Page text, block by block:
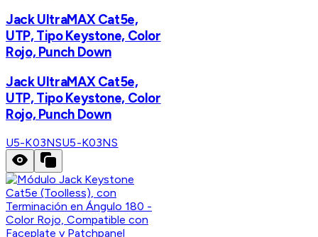
Jack UltraMAX Cat5e,
UTP, Tipo Keystone, Color
Rojo, Punch Down
Jack UltraMAX Cat5e,
UTP, Tipo Keystone, Color
Rojo, Punch Down
U5-K03NSU5-K03NS